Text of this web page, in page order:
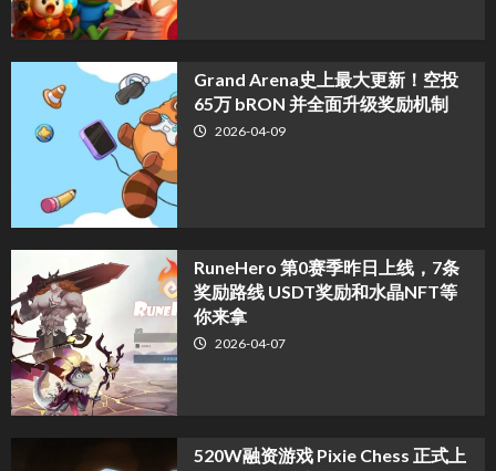
Grand Arena史上最大更新！空投
65万 bRON 并全面升级奖励机制
2026-04-09
RuneHero 第0赛季昨日上线，7条
奖励路线 USDT奖励和水晶NFT等
你来拿
2026-04-07
520W融资游戏 Pixie Chess 正式上